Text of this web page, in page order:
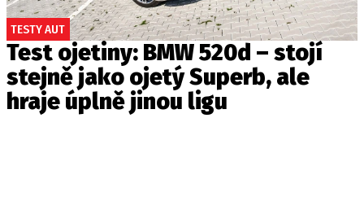
TESTY AUT
Test ojetiny: BMW 520d – stojí
stejně jako ojetý Superb, ale
hraje úplně jinou ligu